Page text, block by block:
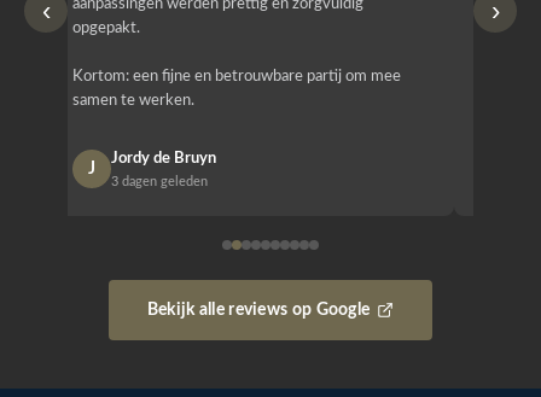
‹
aanpassingen werden prettig en zorgvuldig
opgepakt.
Kortom: een fijne en betrouwbare partij om mee
samen te werken.
J
Jordy de Bruyn
3 dagen geleden
›
Bekijk alle reviews op Google